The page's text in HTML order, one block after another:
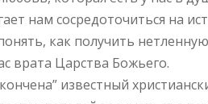
нам сосредоточиться на
как получить
врата Царства Божьего.
известный